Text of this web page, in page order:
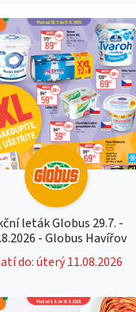
leták Globus 29.7. -
- Globus Havířov
do: úterý 11.08.2026